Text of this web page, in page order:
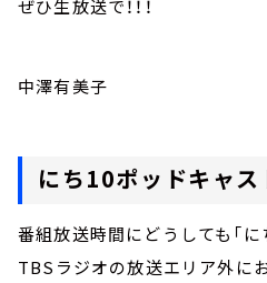
ぜひ生放送で！！！
中澤有美子
にち10ポッドキャス
番組放送時間にどうしても「に
TBSラジオの放送エリア外に